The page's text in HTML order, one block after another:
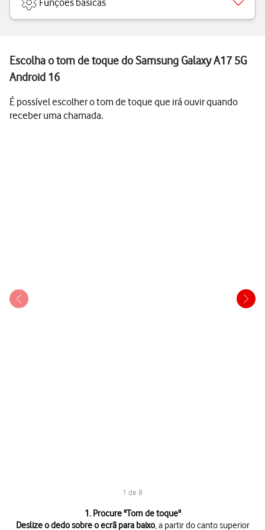
Funções básicas
Escolha o tom de toque do Samsung Galaxy A17 5G
Android 16
É possível escolher o tom de toque que irá ouvir quando
receber uma chamada.
1 de 8
1. Procure "Tom de toque"
Deslize o dedo sobre o ecrã para baixo, a partir do canto superior